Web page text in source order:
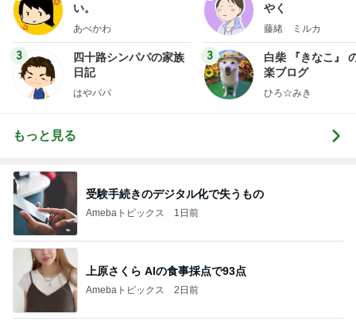
い。
あべかわ
3
四十路シンパパの家族
日記
はやパパ
やく
藤緒 ミルカ
3
白柴 『きなこ』
楽ブログ
ひろ☆みき
もっと見る
受験手続きのデジタル化で失うもの
Amebaトピックス 1日前
上原さくら AIの食事採点で93点
Amebaトピックス 2日前